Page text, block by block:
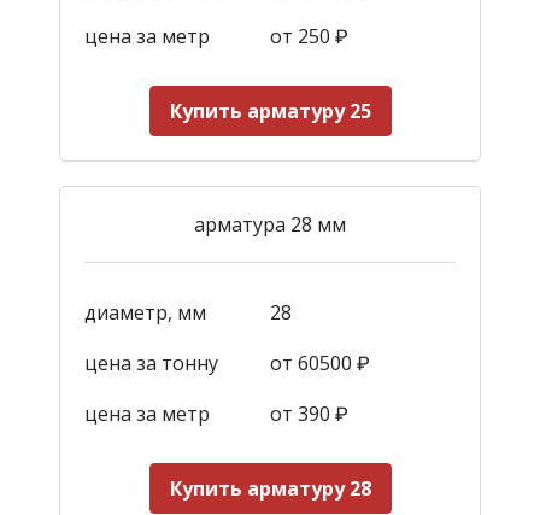
цена за метр
от 250 ₽
Купить арматуру 25
арматура 28 мм
диаметр, мм
28
цена за тонну
от 60500 ₽
цена за метр
от 390 ₽
Купить арматуру 28